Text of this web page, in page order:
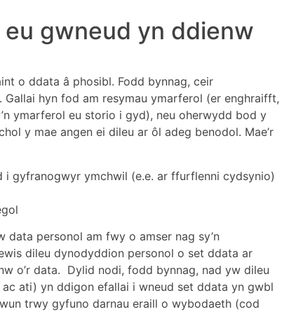
gwneud yn ddienw
o ddata â phosibl. Fodd bynnag, ceir
hyn fod am resymau ymarferol (er enghraifft,
ymarferol eu storio i gyd), neu oherwydd bod y
y mae angen ei dileu ar ôl adeg benodol. Mae’r
i gyfranogwyr ymchwil (e.e. ar ffurflenni cydsynio)
data personol am fwy o amser nag sy’n
dileu dynodyddion personol o set ddata ar
o’r data. Dylid nodi, fodd bynnag, nad yw dileu
ati) yn ddigon efallai i wneud set ddata yn gwbl
trwy gyfuno darnau eraill o wybodaeth (cod